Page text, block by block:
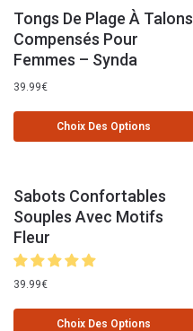
Tongs De Plage À Talons
Compensés Pour
Femmes – Synda
39.99€
Choix Des Options
Sabots Confortables
Souples Avec Motifs
Fleur
39.99€
Choix Des Options